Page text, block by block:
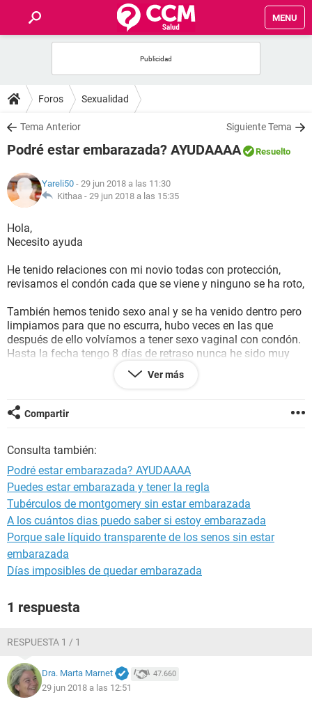
MENU
FOROS
SALUD
NUTRICIÓN
BIENESTAR
SEXUALIDAD
Foros Sexualidad
Tema Anterior Siguiente Tema
Podré estar embarazada? AYUDAAAA Resuelto
Yareli50 - 29 jun 2018 a las 11:30
Kithaa - 29 jun 2018 a las 15:35
Hola,
Necesito ayuda
He tenido relaciones con mi novio todas con protección,
revisamos el condón cada que se viene y ninguno se ha roto,
También hemos tenido sexo anal y se ha venido dentro pero
limpiamos para que no escurra, hubo veces en las que
después de ello volvíamos a tener sexo vaginal con condón.
Hasta la fecha tengo 8 días de retraso nunca he sido muy
exacta pero estoy angustiada por que nunca se me ha
retrasado tanto. El mes pasado tome una pastilla del día
de embarazo?
Ver más
Compartir
Consulta también:
Podré estar embarazada? AYUDAAAA
Puedes estar embarazada y tener la regla
Tubérculos de montgomery sin estar embarazada
A los cuántos dias puedo saber si estoy embarazada
Porque sale líquido transparente de los senos sin estar
embarazada
Días imposibles de quedar embarazada
1 respuesta
RESPUESTA 1 / 1
Dra. Marta Marnet 47.660
29 jun 2018 a las 12:51